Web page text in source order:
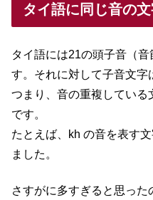
タイ語に同じ音の
タイ語には21の頭子音（
す。それに対して子音文字
つまり、音の重複している
です。
たとえば、kh の音を表す
ました。
さすがに多すぎると思っ